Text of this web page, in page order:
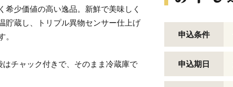
希少価値の高い逸品。新鮮で美味しく
貯蔵し、トリプル異物センサー仕上げ
。
チャック付きで、そのまま冷蔵庫で
申込条件
申込期日